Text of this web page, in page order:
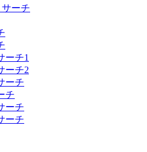
ーチ
ーチ1
ーチ2
ーチ
チ
ーチ
ーチ